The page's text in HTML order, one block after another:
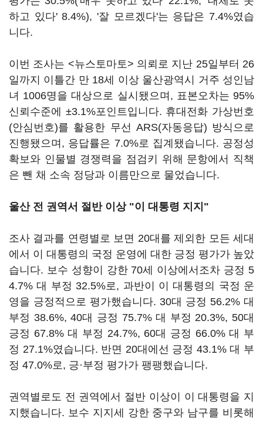
하고 있다' 8.4%), '잘 모르겠다'는 응답은 7.4%였습
니다.
이번 조사는 <뉴스토마토> 의뢰로 지난 25일부터 26
일까지 이틀간 만 18세 이상 울산광역시 거주 성인남
녀 1006명을 대상으로 실시됐으며, 표본오차는 95%
신뢰수준에 ±3.1%포인트입니다. 휴대전화 가상번호
(안심번호)를 활용한 무선 ARS(자동응답) 방식으로
진행됐으며, 응답률은 7.0%로 집계됐습니다. 공정성
확보와 인물별 경쟁력을 점검키 위해 문항에서 직책
은 뺀 채 소속 정당과 이름만으로 물었습니다.
울산 전 권역서 절반 이상 "이 대통령 지지"
조사 결과를 연령별로 보면 20대를 제외한 모든 세대
에서 이 대통령의 국정 운영에 대한 긍정 평가가 높았
습니다. 보수 성향이 강한 70세 이상에서조차 긍정 5
4.7% 대 부정 32.5%로, 과반이 이 대통령의 국정 운
영을 긍정적으로 평가했습니다. 30대 긍정 56.2% 대
부정 38.6%, 40대 긍정 75.7% 대 부정 20.3%, 50대
긍정 67.8% 대 부정 24.7%, 60대 긍정 66.0% 대 부
정 27.1%였습니다. 반면 20대에선 긍정 43.1% 대 부
정 47.0%로, 긍·부정 평가가 팽팽했습니다.
권역별로도 전 권역에서 절반 이상이 이 대통령을 지
지했습니다. 보수 지지세 강한 중구와 남구를 비롯해